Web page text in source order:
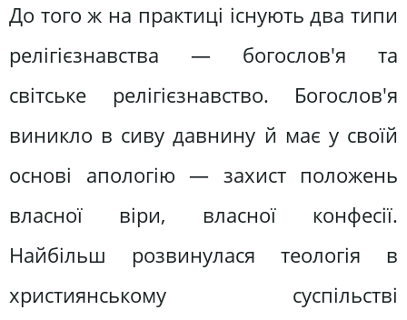
До того ж на практиці існують два типи
релігієзнавства — богослов'я та
світське релігієзнавство. Богослов'я
виникло в сиву давнину й має у своїй
основі апологію — захист положень
власної віри, власної конфесії.
Найбільш розвинулася теологія в
християнському суспільстві